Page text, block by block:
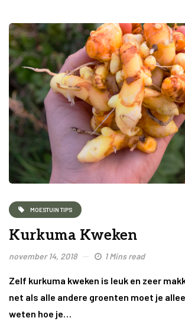
MOESTUIN TIPS
Kurkuma Kweken
november 14, 2018 1 Mins read
Zelf kurkuma kweken is leuk en zeer
net als alle andere groenten moet je
weten hoe je…